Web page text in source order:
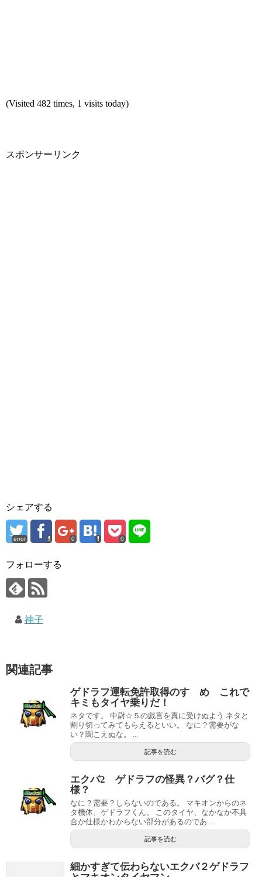
(Visited 482 times, 1 visits today)
スポンサーリンク
シェアする
error 0 0
フォローする
神子
関連記事
ゲドラフ運転免許取得のすゝめ これで
キミもタイヤ乗りだ！
ネタです。 中尉☆５の戯言を真に受けぬよう ネタと
割り切ってみてもらえるといい。 なに？需要がな
い？聞こえぬな。 ...
記事を読む
エクバ2 ゲドラフの怪異？バグ？仕
様？
なに？需要？しらないのである。 マキオンからのネ
タ機体、ゲドラフくん。 このタイヤ、なかなか不具
合か仕様かわからない部分があるのであ...
記事を読む
細かすぎて伝わらないエクバ２ゲドラフ